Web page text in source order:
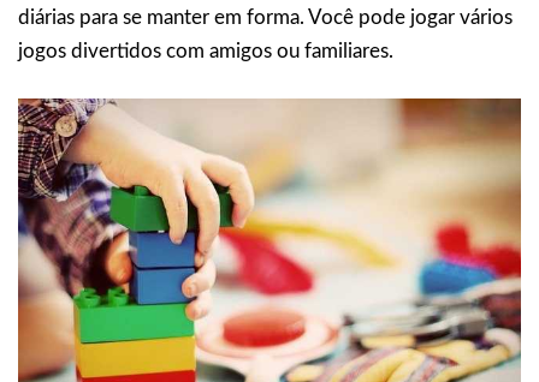
diárias para se manter em forma. Você pode jogar vários
jogos divertidos com amigos ou familiares.